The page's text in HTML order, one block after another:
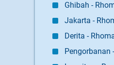
Ghibah -
Jakarta -
Derita -
Pengorbanan